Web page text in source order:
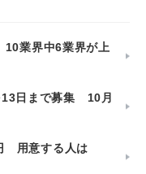
業界中6業界が上
13日まで募集 10月
用意する人は